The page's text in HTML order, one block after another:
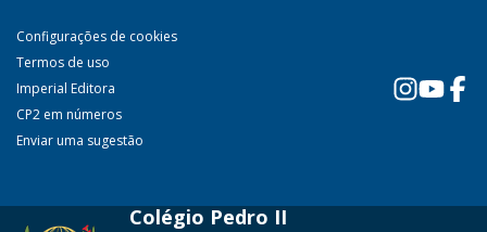
Configurações de cookies
Termos de uso
Imperial Editora
CP2 em números
Enviar uma sugestão
Colégio Pedro II